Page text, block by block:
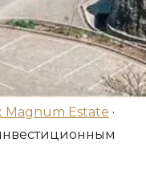
Magnum Estate ·